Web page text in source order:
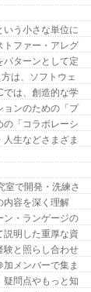
いう小さな単位に
トファー・アレグ
パターンとして定
は、ソフトウェ
では、創造的な学
ョンのための「プ
の「コラボレーシ
生などさまざま
室で開発・洗練さ
内容を深く理解
ン・ランゲージの
説明した重厚な資
験と照らし合わせ
メンバーで集ま
疑問点やもっと知